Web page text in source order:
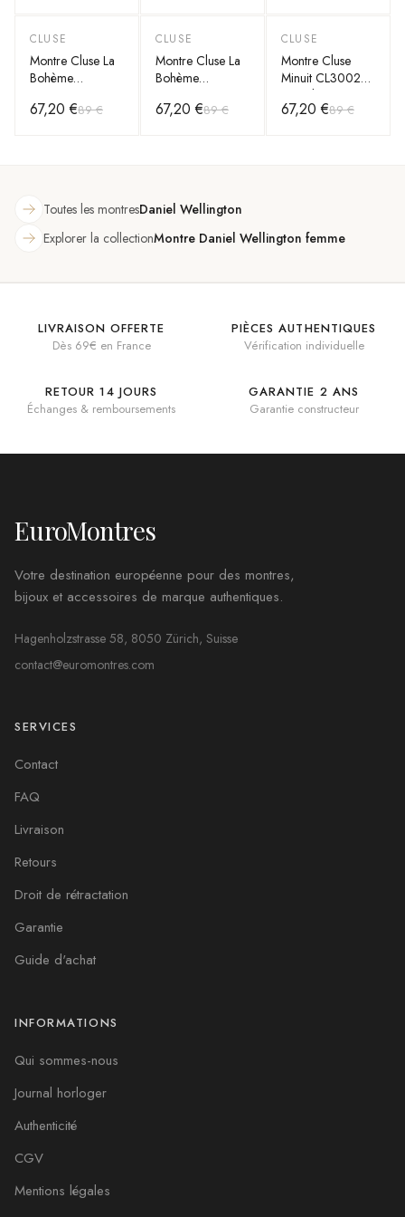
-25%
CLUSE
Montre Cluse La
Bohème
Bracelet en Jeans
67,20 €89 €
-25%
CLUSE
Montre Cluse La
Bohème
bracelet en cuir
67,20 €89 €
-25%
CLUSE
Montre Cluse
Minuit CL30029
Bracelet en Jeans
Denim Bleu
67,20 €89 €
Toutes les montresDaniel Wellington
Explorer la collectionMontre Daniel Wellington femme
LIVRAISON OFFERTE
Dès 69€ en France
PIÈCES AUTHENTIQUES
Vérification individuelle
RETOUR 14 JOURS
Échanges & remboursements
GARANTIE 2 ANS
Garantie constructeur
EuroMontres
Votre destination européenne pour des montres,
bijoux et accessoires de marque authentiques.
Hagenholzstrasse 58, 8050 Zürich, Suisse
contact@euromontres.com
SERVICES
Contact
FAQ
Livraison
Retours
Droit de rétractation
Garantie
Guide d'achat
INFORMATIONS
Qui sommes-nous
Journal horloger
Authenticité
CGV
Mentions légales